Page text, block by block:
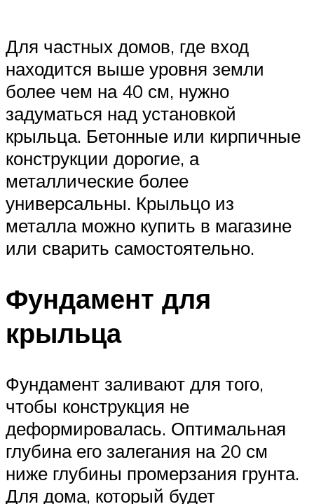
Для частных домов, где вход
находится выше уровня земли
более чем на 40 см, нужно
задуматься над установкой
крыльца. Бетонные или кирпичные
конструкции дорогие, а
металлические более
универсальны. Крыльцо из
металла можно купить в магазине
или сварить самостоятельно.
Фундамент для
крыльца
Фундамент заливают для того,
чтобы конструкция не
деформировалась. Оптимальная
глубина его залегания на 20 см
ниже глубины промерзания грунта.
Для дома, который будет